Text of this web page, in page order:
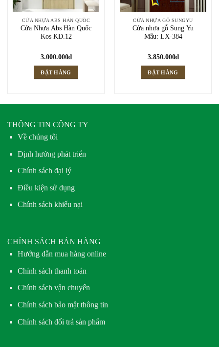
CỬA NHỰA ABS HÀN QUỐC
Cửa Nhựa Abs Hàn Quốc
Kos KD.12
3.000.000₫
ĐẶT HÀNG
CỬA NHỰA GỖ SUNGYU
Cửa nhựa gỗ Sung Yu
Mẫu: LX-384
3.850.000₫
ĐẶT HÀNG
THÔNG TIN CÔNG TY
Về chúng tôi
Định hướng phát triển
Chính sách đại lý
Điều kiện sử dụng
Chính sách khiếu nại
CHÍNH SÁCH BÁN HÀNG
Hướng dẫn mua hàng online
Chính sách thanh toán
Chính sách vận chuyển
Chính sách bảo mật thông tin
Chính sách đổi trả sản phẩm